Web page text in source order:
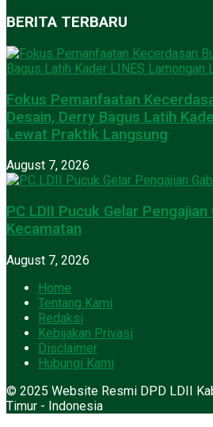
BERITA TERBARU
Fokus Pemanfaatan
Desain, Derry Bagus Latih
Lewat Praktik Langsung
August 7, 2026
PC LDII Pucuk Gelar Pengajian
Kecamatan
August 7, 2026
Home
Tentang Kami
Redaksi
Kebijakan Privasi
Disclaimer
Hubungi Kami
© 2025 Website Resmi DPD LDII
Timur - Indonesia